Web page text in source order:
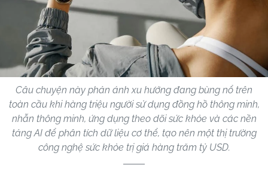
Câu chuyện này phản ánh xu hướng đang bùng nổ trên
toàn cầu khi hàng triệu người sử dụng đồng hồ thông minh,
nhẫn thông minh, ứng dụng theo dõi sức khỏe và các nền
tảng AI để phân tích dữ liệu cơ thể, tạo nên một thị trường
công nghệ sức khỏe trị giá hàng trăm tỷ USD.